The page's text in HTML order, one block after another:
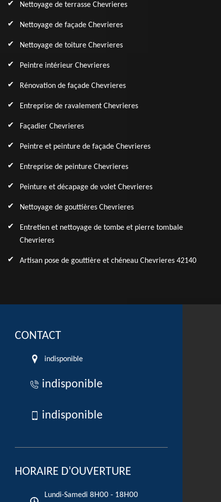
Nettoyage de terrasse Chevrieres
Nettoyage de façade Chevrieres
Nettoyage de toiture Chevrieres
Peintre intérieur Chevrieres
Rénovation de façade Chevrieres
Entreprise de ravalement Chevrieres
Façadier Chevrieres
Peintre et peinture de façade Chevrieres
Entreprise de peinture Chevrieres
Peinture et décapage de volet Chevrieres
Nettoyage de gouttières Chevrieres
Entretien et nettoyage de tombe et pierre tombale
Chevrieres
Artisan pose de gouttière et chéneau Chevrieres 42140
CONTACT
indisponible
indisponible
indisponible
HORAIRE D'OUVERTURE
Lundi-Samedi 8H00 - 18H00